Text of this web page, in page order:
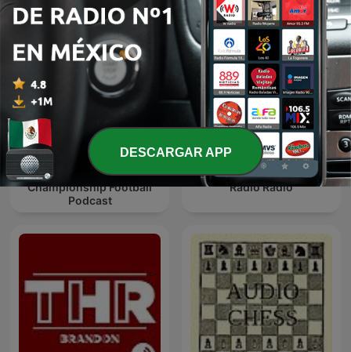
Second Tier - The
Championship Football
Podcast
Radio Radio
DESCARGAR APP